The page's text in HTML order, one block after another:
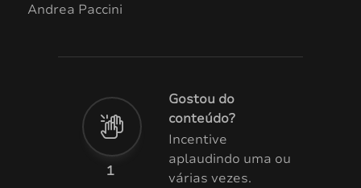
Andrea Paccini
1
Gostou do
conteúdo?
Incentive
aplaudindo uma ou
várias vezes.